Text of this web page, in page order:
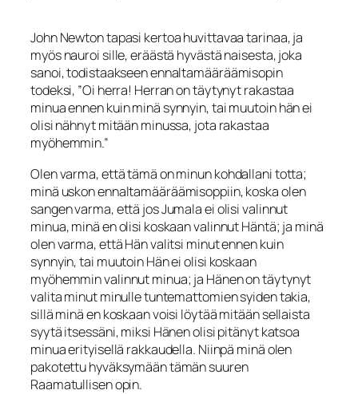
John Newton tapasi kertoa huvittavaa tarinaa, ja
myös nauroi sille, eräästä hyvästä naisesta, joka
sanoi, todistaakseen ennaltamääräämisopin
todeksi, ”Oi herra! Her­ran on täytynyt rakastaa
minua ennen kuin minä synnyin, tai muutoin hän ei
olisi nähnyt mitään minussa, jota rakastaa
myöhemmin.”
Olen varma, että tämä on mi­nun kohdallani totta;
minä uskon ennaltamääräämisoppiin, koska olen
sangen var­ma, että jos Jumala ei olisi valinnut
minua, minä en olisi koskaan valinnut Häntä; ja minä
olen varma, että Hän valitsi minut ennen kuin
synnyin, tai muutoin Hän ei oli­si koskaan
myöhemmin valinnut minua; ja Hänen on täytynyt
valita minut minulle tuntemattomien syiden takia,
sillä minä en koskaan voisi löytää mitään sellaista
syytä itsessäni, miksi Hänen olisi pitänyt katsoa
minua erityisellä rakkaudella. Niin­pä minä olen
pakotettu hyväksymään tämän suuren
Raamatullisen opin.